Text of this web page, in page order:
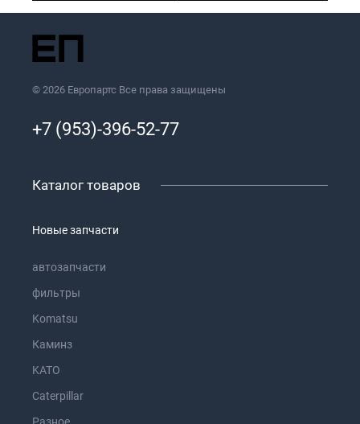
© 2026 Европартс Все права защищены
+7 (953)-396-52-77
Каталог товаров
Новые запчасти
автозапчасти
фильтры
Komatsu
Каминз
KATO
Caterpillar